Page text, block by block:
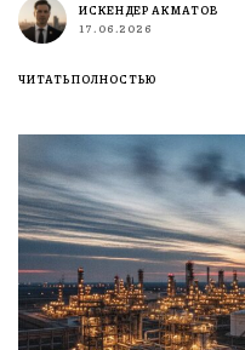
ИСКЕНДЕР АКМАТОВ
17.06.2026
ЧИТАТЬ ПОЛНОСТЬЮ